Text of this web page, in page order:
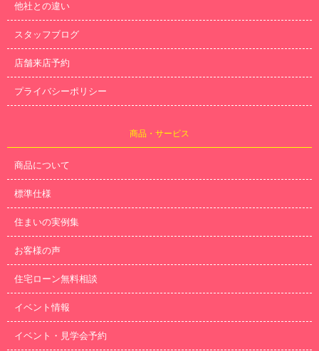
他社との違い
スタッフブログ
店舗来店予約
プライバシーポリシー
商品・サービス
商品について
標準仕様
住まいの実例集
お客様の声
住宅ローン無料相談
イベント情報
イベント・見学会予約